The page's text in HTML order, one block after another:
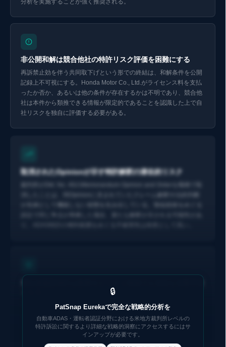
非公開和解は競合他社の特許リスク評価を困難にする
再訴禁止効を伴う共同取下げという形での終結は、和解条件を公開
記録上不可視にする。Honda Motor Co., Ltd.がライセンス料を支払
ったか否か、あるいは他の条件が存在するかは不明であり、競合他
社は本件から類推できる情報が限定的であることを認識した上で自
社リスクを独自に評価する必要がある。
取消されたOpinionが示す特許解釈の潜在的リスク
本件で主張された運転者認証・車両使用制御に関する特許群は、コ
ネクテッドカー・自動運転・シェアリングモビリティ等の新興領域
にも技術的に関連し得る。これらのサービスを展開する企業は、既
存の車載システム関連特許が自社のソフトウェア・サービスレイヤ
ーを捕捉する可能性を精査することが今後ますます重要になると考
🔒
PatSnap Eurekaで完全な戦略的分析を
自動車ADAS・運転者認証分野における米地方裁判所レベルの
特許訴訟に関するより詳細な戦略的洞察にアクセスするにはサ
インアップが必要です。